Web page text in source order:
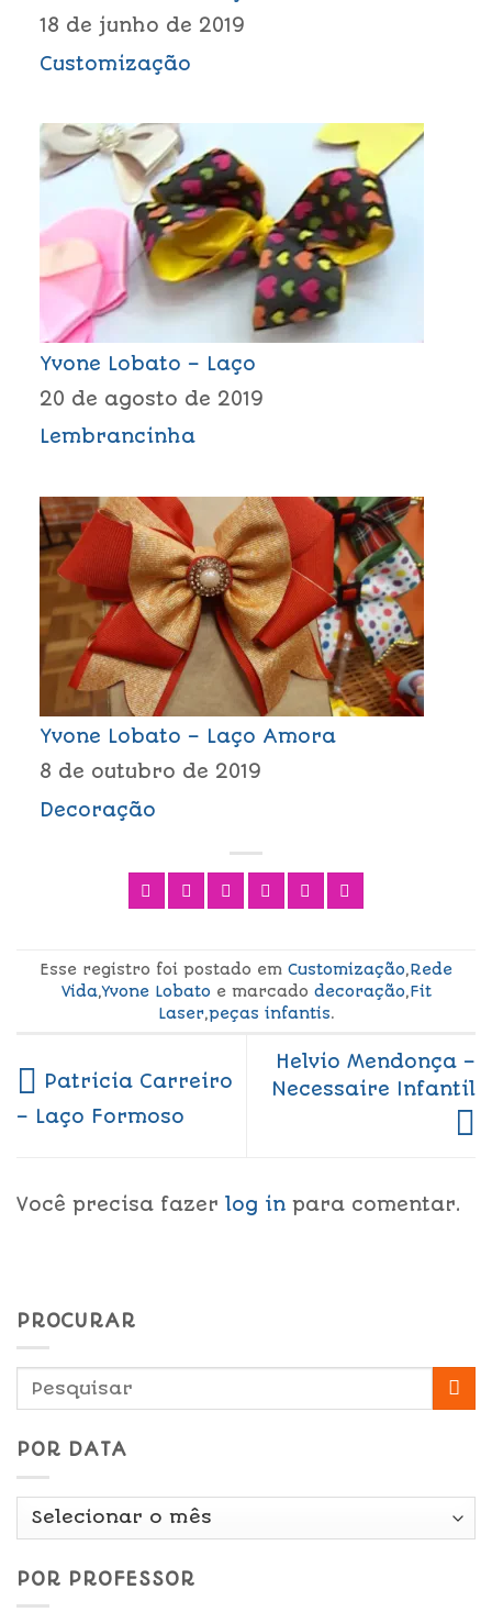
18 de junho de 2019
Customização
Yvone Lobato – Laço
20 de agosto de 2019
Lembrancinha
Yvone Lobato – Laço Amora
8 de outubro de 2019
Decoração
Esse registro foi postado em Customização,Rede
Vida,Yvone Lobato e marcado decoração,Fit
Laser,peças infantis.
Patricia Carreiro
– Laço Formoso
Helvio Mendonça –
Necessaire Infantil
Você precisa fazer log in para comentar.
PROCURAR
POR DATA
Por
POR PROFESSOR